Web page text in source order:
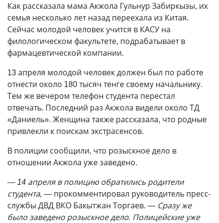
Как рассказала мама Акжола Гульнур Забиркызы, их
семья несколько лет назад переехала из Китая.
Сейчас молодой человек учится в КАСУ на
филологическом факультете, подрабатывает в
фармацевтической компании.
13 апреля молодой человек должен был по работе
отнести около 180 тысяч тенге своему начальнику.
Тем же вечером телефон студента перестал
отвечать. Последний раз Акжола видели около ТД
«Даниель». Женщина также рассказала, что родные
привлекли к поискам экстрасенсов.
В полиции сообщили, что розыскное дело в
отношении Акжола уже заведено.
— 14 апреля в полицию обратились родители
студента, — прокомментировал руководитель пресс-
службы ДВД ВКО Бакытжан Торгаев. — Сразу же
было заведено розыскное дело. Полицейские уже